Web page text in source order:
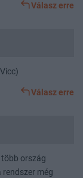
Válasz erre
Válasz erre
ország
még